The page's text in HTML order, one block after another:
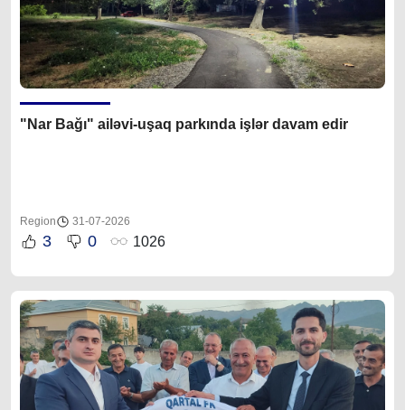
"Nar Bağı" ailəvi-uşaq parkında işlər davam edir
Region 31-07-2026
3 0 1026